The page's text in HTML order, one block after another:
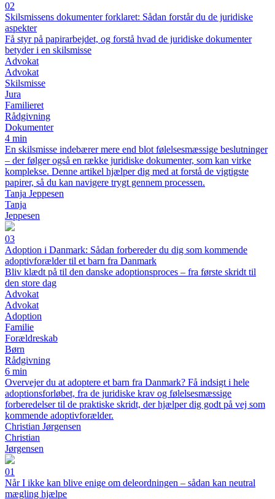
02
Skilsmissens dokumenter forklaret: Sådan forstår du de juridiske
aspekter
Få styr på papirarbejdet, og forstå hvad de juridiske dokumenter
betyder i en skilsmisse
Advokat
Advokat
Skilsmisse
Jura
Familieret
Rådgivning
Dokumenter
4 min
En skilsmisse indebærer mere end blot følelsesmæssige beslutninger
– der følger også en række juridiske dokumenter, som kan virke
komplekse. Denne artikel hjælper dig med at forstå de vigtigste
papirer, så du kan navigere trygt gennem processen.
Tanja Jeppesen
Tanja
Jeppesen
03
Adoption i Danmark: Sådan forbereder du dig som kommende
adoptivforælder til et barn fra Danmark
Bliv klædt på til den danske adoptionsproces – fra første skridt til
den store dag
Advokat
Advokat
Adoption
Familie
Forældreskab
Børn
Rådgivning
6 min
Overvejer du at adoptere et barn fra Danmark? Få indsigt i hele
adoptionsforløbet, fra de juridiske krav og følelsesmæssige
forberedelser til de praktiske skridt, der hjælper dig godt på vej som
kommende adoptivforælder.
Christian Jørgensen
Christian
Jørgensen
01
Når I ikke kan blive enige om deleordningen – sådan kan neutral
mægling hjælpe